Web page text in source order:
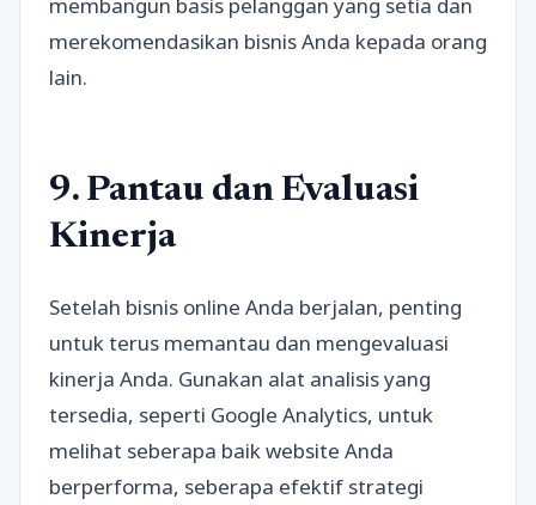
membangun basis pelanggan yang setia dan
merekomendasikan bisnis Anda kepada orang
lain.
9. Pantau dan Evaluasi
Kinerja
Setelah bisnis online Anda berjalan, penting
untuk terus memantau dan mengevaluasi
kinerja Anda. Gunakan alat analisis yang
tersedia, seperti Google Analytics, untuk
melihat seberapa baik website Anda
berperforma, seberapa efektif strategi